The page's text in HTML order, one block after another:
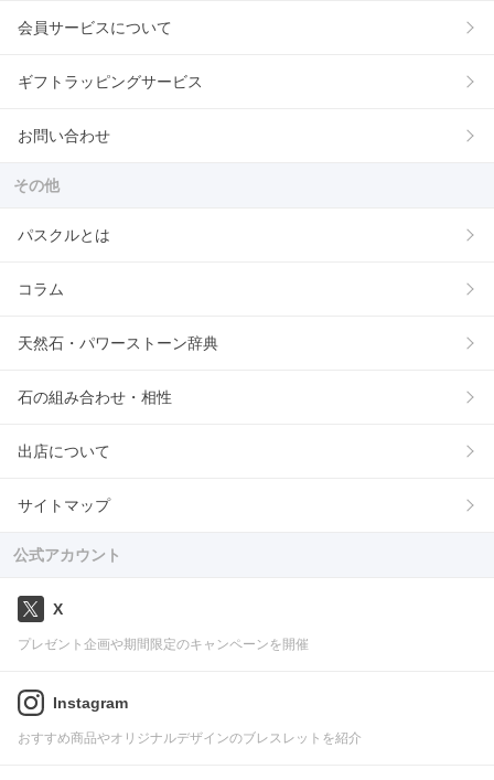
会員サービスについて
ギフトラッピングサービス
お問い合わせ
その他
パスクルとは
コラム
天然石・パワーストーン辞典
石の組み合わせ・相性
出店について
サイトマップ
公式アカウント
X
プレゼント企画や期間限定のキャンペーンを開催
Instagram
おすすめ商品やオリジナルデザインのブレスレットを紹介